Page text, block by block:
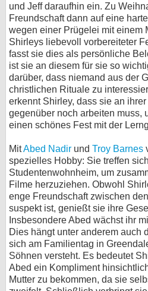
und Jeff daraufhin ein. Zu
Freundschaft dann auf eine
wegen einer Prügelei mit einem
Shirleys liebevoll vorbereiteter
fasst sie dies als persönliche
ist sie an diesem für sie so
darüber, dass niemand aus der
christlichen Rituale zu
erkennt Shirley, dass sie an
gegenüber noch arbeiten muss,
einen schönes Fest mit der
MitAbed Nadir und Troy Barnes
spezielles Hobby: Sie treffen
Studentenwohnheim, um
Filme herzuziehen. Obwohl
enge Freundschaft zwischen
suspekt ist, genießt sie ihre
Insbesondere Abed wächst ihr
Dies hängt unter anderem auch
sich am Familientag in
Söhnen versteht. Es bedeutet
Abed ein Kompliment
Mutter zu bekommen, da sie